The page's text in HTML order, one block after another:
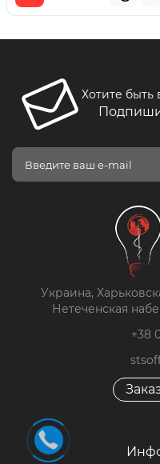
Хотите быть
Украина,
Нетеченская
+38